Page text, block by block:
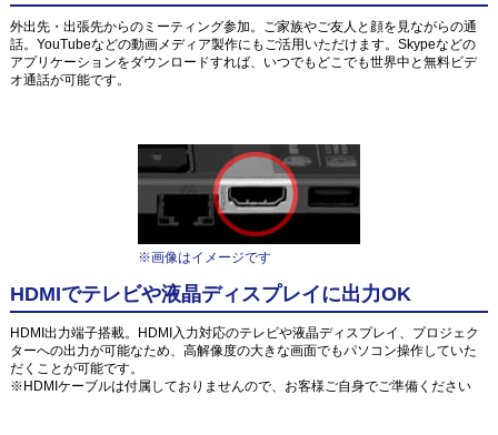
外出先・出張先からのミーティング参加。ご家族やご友人と顔を見ながらの通
話。YouTubeなどの動画メディア製作にもご活用いただけます。Skypeなどの
アプリケーションをダウンロードすれば、いつでもどこでも世界中と無料ビデ
オ通話が可能です。
※画像はイメージです
HDMIでテレビや液晶ディスプレイに出力OK
HDMI出力端子搭載。HDMI入力対応のテレビや液晶ディスプレイ、プロジェク
ターへの出力が可能なため、高解像度の大きな画面でもパソコン操作していた
だくことが可能です。
※HDMIケーブルは付属しておりませんので、お客様ご自身でご準備ください